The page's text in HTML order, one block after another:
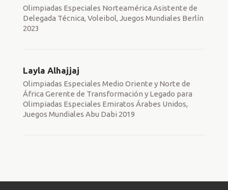
Olimpiadas Especiales Norteamérica Asistente de
Delegada Técnica, Voleibol, Juegos Mundiales Berlín
2023
Layla Alhajjaj
Olimpiadas Especiales Medio Oriente y Norte de
África Gerente de Transformación y Legado para
Olimpiadas Especiales Emiratos Árabes Unidos,
Juegos Mundiales Abu Dabi 2019